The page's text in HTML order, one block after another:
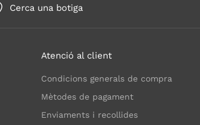
Cerca una botiga
Atenció al client
Condicions generals de compra
Mètodes de pagament
Enviaments i recollides